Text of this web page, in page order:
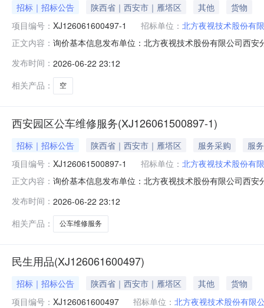
招标｜招标公告 陕西省｜西安市｜雁塔区 其他
货物
项目编号： XJ126061600497-1 招标单位： 北方夜视技术股份有
正文内容： 询价基本信息发布单位：北方夜视技术股份有限公司西
发布时间： 2026-06-22 23:12
相关产品：
空
西安园区公车维修服务(XJ126061500897-1)
招标｜招标公告 陕西省｜西安市｜雁塔区 服务采购
服务
项目编号： XJ126061500897-1 招标单位： 北方夜视技术股份有
正文内容： 询价基本信息发布单位：北方夜视技术股份有限公司西
发布时间： 2026-06-22 23:12
相关产品：
公车维修服务
民生用品(XJ126061600497)
招标｜招标公告 陕西省｜西安市｜雁塔区 其他
货物
项目编号： XJ126061600497 招标单位： 北方夜视技术股份有限